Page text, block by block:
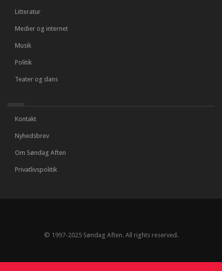
Litteratur
Medier og internet
Musik
Politik
Teater og dans
Kontakt
Nyhedsbrev
Om Søndag Aften
Privatlivspolitik
© 1997-2025 Søndag Aften. All rights reserved.